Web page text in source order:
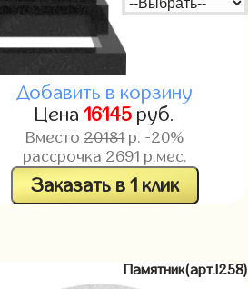
Добавить в корзину
Цена16145 руб.
Вместо20181р. -20%
рассрочка 2691 р.мес.
Заказать в 1 клик
Памятник(арт.l258)